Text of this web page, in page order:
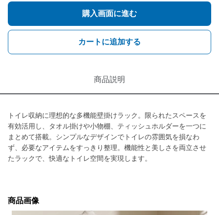
購入画面に進む
カートに追加する
商品説明
トイレ収納に理想的な多機能壁掛けラック。限られたスペースを
有効活用し、タオル掛けや小物棚、ティッシュホルダーを一つに
まとめて搭載。シンプルなデザインでトイレの雰囲気を損なわ
ず、必要なアイテムをすっきり整理。機能性と美しさを両立させ
たラックで、快適なトイレ空間を実現します。
商品画像